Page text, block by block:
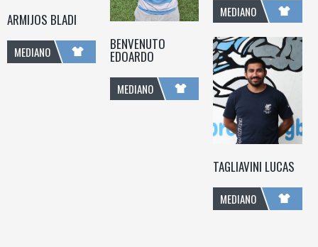
ARMIJOS BLADI
MEDIANO
BENVENUTO
EDOARDO
MEDIANO
MEDIANO
DI
MISCHIA
TAGLIAVINI LUCAS
MEDIANO